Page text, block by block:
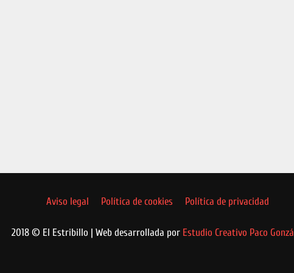
Aviso legal Política de cookies Política de privacidad
2018 © El Estribillo | Web desarrollada por Estudio Creativo Paco